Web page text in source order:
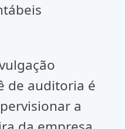
de auditoria é
a